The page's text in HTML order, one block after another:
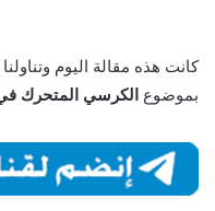
كانت هذه مقالة اليوم
بموضوع الكرسي المتحرك في